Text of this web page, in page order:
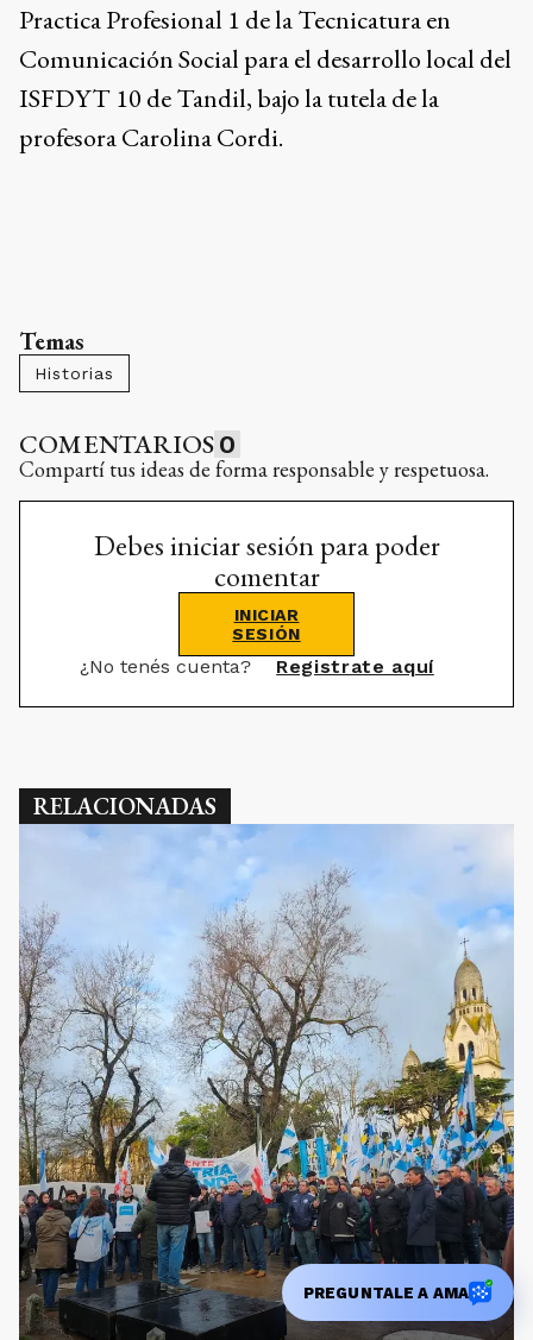
Practica Profesional 1 de la Tecnicatura en
Comunicación Social para el desarrollo local del
ISFDYT 10 de Tandil, bajo la tutela de la
profesora Carolina Cordi.
Temas
Historias
COMENTARIOS 0
Compartí tus ideas de forma responsable y respetuosa.
Debes iniciar sesión para poder
comentar
INICIAR
SESIÓN
¿No tenés cuenta? Registrate aquí
RELACIONADAS
PREGUNTALE A AMA